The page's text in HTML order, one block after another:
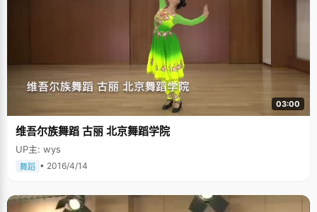
03:00
维吾尔族舞蹈 古丽 北京舞蹈学院
UP主: wys
舞蹈 • 2016/4/14